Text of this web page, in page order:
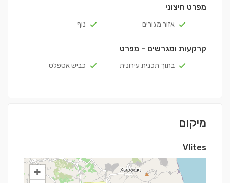
מפרט חיצוני
אזור מגורים נוף
קרקעות ומגרשים - מפרט
בתוך תכנית עירונית כביש אספלט
מיקום
Vlites
+